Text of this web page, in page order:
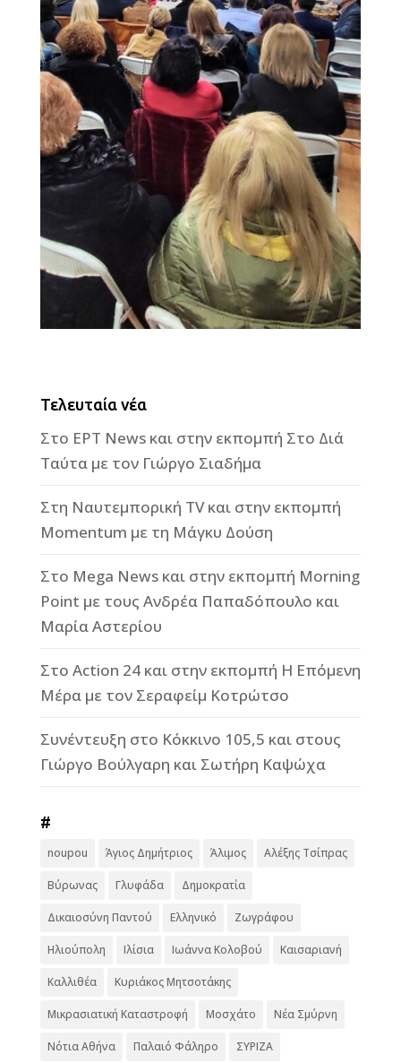
Τελευταία νέα
Στο ΕΡΤ News και στην εκπομπή Στο Διά
Ταύτα με τον Γιώργο Σιαδήμα
Στη Ναυτεμπορική TV και στην εκπομπή
Momentum με τη Μάγκυ Δούση
Στο Mega News και στην εκπομπή Morning
Point με τους Ανδρέα Παπαδόπουλο και
Μαρία Αστερίου
Στο Action 24 και στην εκπομπή Η Επόμενη
Μέρα με τον Σεραφείμ Κοτρώτσο
Συνέντευξη στο Κόκκινο 105,5 και στους
Γιώργο Βούλγαρη και Σωτήρη Καψώχα
#
noupou Άγιος Δημήτριος Άλιμος Αλέξης Τσίπρας
Βύρωνας Γλυφάδα Δημοκρατία
Δικαιοσύνη Παντού Ελληνικό Ζωγράφου
Ηλιούπολη Ιλίσια Ιωάννα Κολοβού Καισαριανή
Καλλιθέα Κυριάκος Μητσοτάκης
Μικρασιατική Καταστροφή Μοσχάτο Νέα Σμύρνη
Νότια Αθήνα Παλαιό Φάληρο ΣΥΡΙΖΑ